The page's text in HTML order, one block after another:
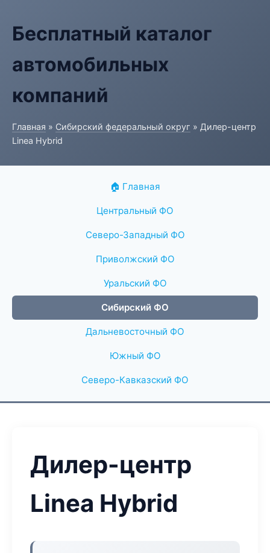
Бесплатный каталог
автомобильных
компаний
Главная » Сибирский федеральный округ » Дилер-центр
Linea Hybrid
🏠 Главная
Центральный ФО
Северо-Западный ФО
Приволжский ФО
Уральский ФО
Сибирский ФО
Дальневосточный ФО
Южный ФО
Северо-Кавказский ФО
Дилер-центр
Linea Hybrid